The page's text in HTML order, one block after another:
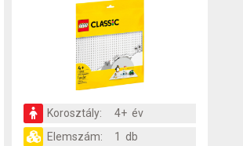
Korosztály:
4+ év
Elemszám:
1 db